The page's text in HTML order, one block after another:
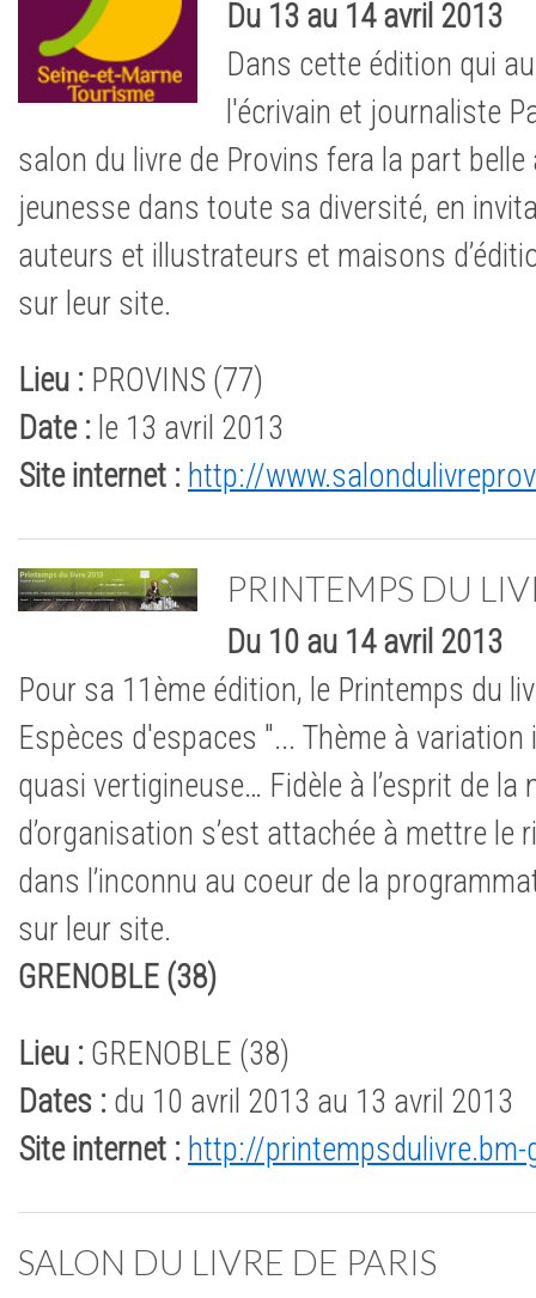
Du 13 au 14 avril 2013
Dans cette édition qui
l'écrivain et journaliste
salon du livre de Provins fera la part
jeunesse dans toute sa diversité, en
auteurs et illustrateurs et maisons
sur leur site.
Lieu : PROVINS (77)
Date : le 13 avril 2013
Site internet : http://
PRINTEMPS DU
Du 10 au 14 avril 2013
Pour sa 11ème édition, le Printemps du
Espèces d'espaces "... Thème à
quasi vertigineuse… Fidèle à l’esprit de la
d’organisation s’est attachée à mettre le
dans l’inconnu au coeur de la
sur leur site.
GRENOBLE (38)
Lieu : GRENOBLE (38)
Dates : du 10 avril 2013 au 13 avril 2013
Site internet : http://printempsdulivre.bm-
SALON DU LIVRE DE PARIS